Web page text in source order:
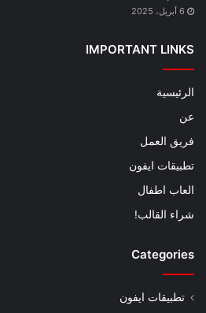
6 أبريل، 2025
IMPORTANT LINKS
الرئيسية
عن
فريق العمل
تطبيقات ايفون
العاب اطفال
شراء القالب!
Categories
تطبيقات ايفون